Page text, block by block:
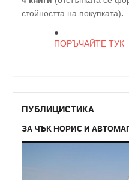
стойността на покупката).
ПОРЪЧАЙТЕ ТУК
ПУБЛИЦИСТИКА
ЗА ЧЪК НОРИС И